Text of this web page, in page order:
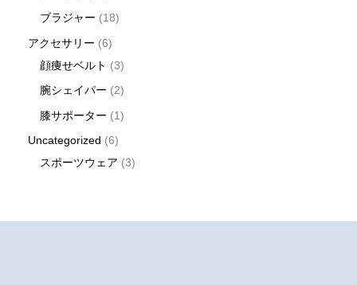
ブラジャー
18
アクセサリー
6
顔痩せベルト
3
腕シェイパー
2
膝サポーター
1
Uncategorized
6
スポーツウェア
3